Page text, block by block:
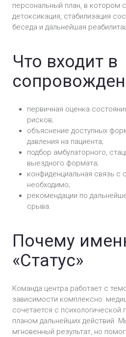
персональный план, в котором
детоксикация, стабилизация
беседа и дальнейшая
Что входит в
первичная оценка
рисков;
объяснение доступных
давления на пациента;
подбор амбулаторного,
выездного формата;
конфиденциальная связь с
необходимо;
рекомендации по
срыва.
Почему
«Статус»
Команда центра работает с
зависимости комплексно:
сочетается с
планом дальнейших действий.
мгновенный результат, но